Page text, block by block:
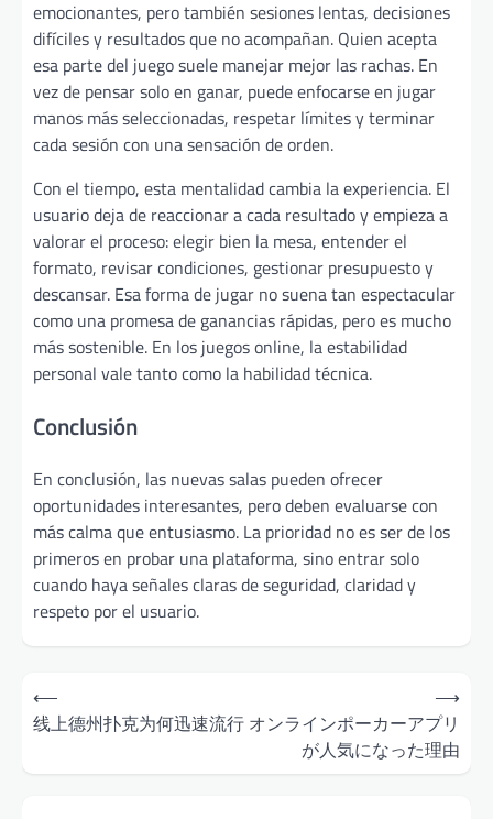
emocionantes, pero también sesiones lentas, decisiones
difíciles y resultados que no acompañan. Quien acepta
esa parte del juego suele manejar mejor las rachas. En
vez de pensar solo en ganar, puede enfocarse en jugar
manos más seleccionadas, respetar límites y terminar
cada sesión con una sensación de orden.
Con el tiempo, esta mentalidad cambia la experiencia. El
usuario deja de reaccionar a cada resultado y empieza a
valorar el proceso: elegir bien la mesa, entender el
formato, revisar condiciones, gestionar presupuesto y
descansar. Esa forma de jugar no suena tan espectacular
como una promesa de ganancias rápidas, pero es mucho
más sostenible. En los juegos online, la estabilidad
personal vale tanto como la habilidad técnica.
Conclusión
En conclusión, las nuevas salas pueden ofrecer
oportunidades interesantes, pero deben evaluarse con
más calma que entusiasmo. La prioridad no es ser de los
primeros en probar una plataforma, sino entrar solo
cuando haya señales claras de seguridad, claridad y
respeto por el usuario.
Post
navigation
⟵
线上德州扑克为何迅速流行 オンラインポーカーアプリ
が人気になった理由
⟶